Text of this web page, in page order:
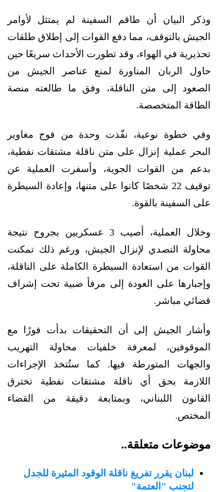
وذكر البيان أن طاقم السفينة لم يمتثل لأوامر
الجيش بالتوقف، مما دفع القوات إلى إطلاق طلقات
تحذيرية في الهواء، وقد تطورت الأحداث سريعًا حين
حاول الربان المناورة لمنع عناصر الجيش من
الصعود إلى متن الناقلة، وفق ما طالعته منصة
الطاقة المتخصصة.
وفي خطوة نوعية، نفّذت وحدة من فوج مغاوير
البحر عملية إنزال على متن ناقلة مشتقات نفطية،
بدعم من القوات الجوية، وأسفرت العملية عن
توقيف 22 شخصًا كانوا على متنها، وإعادة السيطرة
على السفينة بالقوة.
وخلال العملية، أصيب 3 عسكريين بجروح نتيجة
محاولة التصدي لإنزال الجيش، ورغم ذلك تمكنت
القوات من استعادة السيطرة الكاملة على الناقلة،
وإجبارها على العودة إلى مرفأ ضبية تحت إشراف
قضائي مباشر.
وأشار الجيش إلى أن التحقيقات بدأت فورًا مع
الموقوفين، لمعرفة خلفيات محاولة التهريب
والجهات المتورطة فيها. كما ستُتخذ الإجراءات
اللازمة بحق أي ناقلة مشتقات نفطية تخترق
القانون اللبناني، وبمتابعة دقيقة من القضاء
المختص.
موضوعات متعلقة..
لبنان يقرر تفريغ ناقلة الوقود المثيرة للجدل
لتجنب "العتمة"